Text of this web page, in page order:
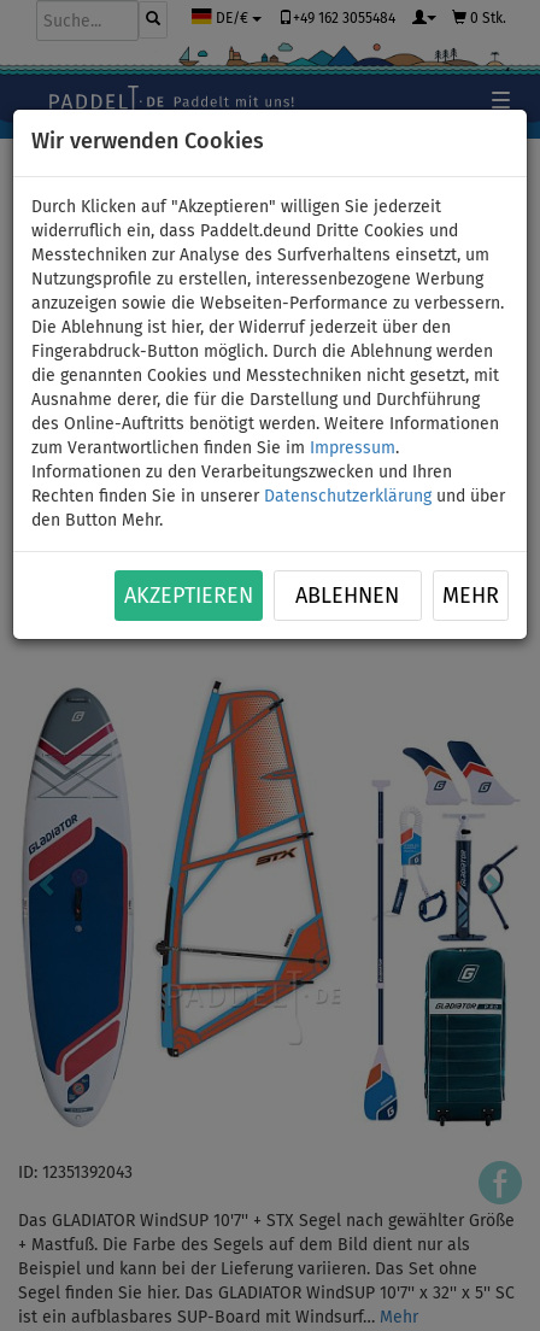
Wir verwenden Cookies
Durch Klicken auf "Akzeptieren" willigen Sie jederzeit
widerruflich ein, dass Paddelt.deund Dritte Cookies und
Messtechniken zur Analyse des Surfverhaltens einsetzt, um
Nutzungsprofile zu erstellen, interessenbezogene Werbung
anzuzeigen sowie die Webseiten-Performance zu verbessern.
Die Ablehnung ist hier, der Widerruf jederzeit über den
Fingerabdruck-Button möglich. Durch die Ablehnung werden
die genannten Cookies und Messtechniken nicht gesetzt, mit
Ausnahme derer, die für die Darstellung und Durchführung
des Online-Auftritts benötigt werden. Weitere Informationen
zum Verantwortlichen finden Sie im
Impressum.
Informationen zu den Verarbeitungszwecken und Ihren
Rechten finden Sie in unserer Datenschutzerklärungund über
den Button Mehr.
AKZEPTIEREN ABLEHNEN MEHR
DE/€ +49 162 3055484 0 Stk.
SUP GLADIATOR WindSUP 10'7
SC incl. Segel 2026 -
aufblasbares Stand Up Paddle
Board mit Windsurf Option -
Größe: 3,2qm
BIS
AKTION
BIS
120 kg
SEGEL
VERSAND
Previous Next
ID: 12351392043
Das GLADIATOR WindSUP 10'7'' + STX Segel nach gewählter Größe
+ Mastfuß. Die Farbe des Segels auf dem Bild dient nur als
Beispiel und kann bei der Lieferung variieren. Das Set ohne
Segel finden Sie hier. Das GLADIATOR WindSUP 10'7'' x 32'' x 5'' SC
ist ein aufblasbares SUP-Board mit Windsurf… Mehr